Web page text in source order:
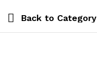
Back to Category